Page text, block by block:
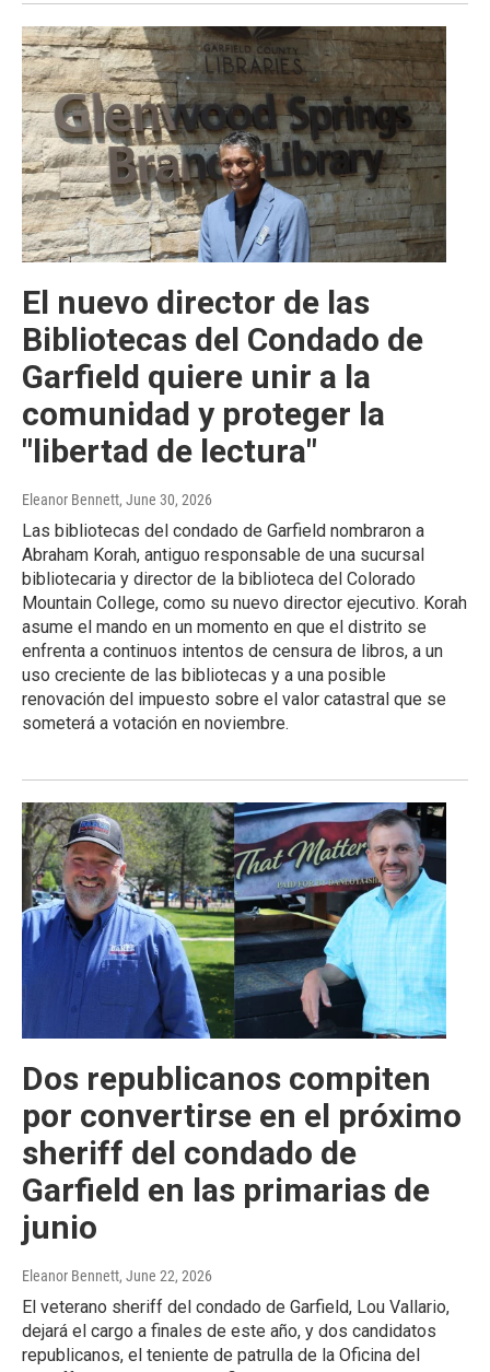
El nuevo director de las
Bibliotecas del Condado de
Garfield quiere unir a la
comunidad y proteger la
"libertad de lectura"
Eleanor Bennett, June 30, 2026
Las bibliotecas del condado de Garfield nombraron a
Abraham Korah, antiguo responsable de una sucursal
bibliotecaria y director de la biblioteca del Colorado
Mountain College, como su nuevo director ejecutivo. Korah
asume el mando en un momento en que el distrito se
enfrenta a continuos intentos de censura de libros, a un
uso creciente de las bibliotecas y a una posible
renovación del impuesto sobre el valor catastral que se
someterá a votación en noviembre.
Dos republicanos compiten
por convertirse en el próximo
sheriff del condado de
Garfield en las primarias de
junio
Eleanor Bennett, June 22, 2026
El veterano sheriff del condado de Garfield, Lou Vallario,
dejará el cargo a finales de este año, y dos candidatos
republicanos, el teniente de patrulla de la Oficina del